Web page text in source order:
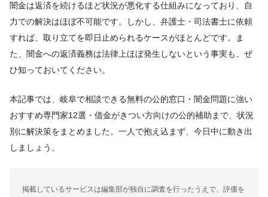
闇金は返済を続けるほど状況が悪化する仕組みになっており、自
力での解決はほぼ不可能です。しかし、弁護士・司法書士に依頼
すれば、取り立てを即日止められるケースがほとんどです。ま
た、闇金への返済義務は法律上ほぼ発生しないという事実も、ぜ
ひ知っておいてください。
本記事では、岐阜で相談できる無料の公的窓口・闇金問題に強い
おすすめ専門家12選・借金がきつい方向けの公的補助まで、状況
別に解決策をまとめました。一人で抱え込まず、今日中に動き出
しましょう。
掲載しているサービスは編集部が独自に調査を行ったうえで、評価を